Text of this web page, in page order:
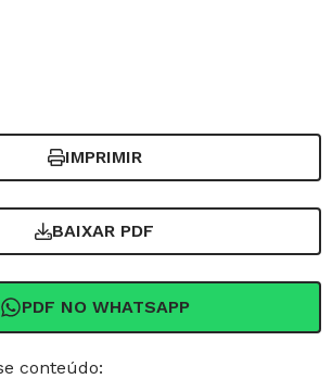
IMPRIMIR
BAIXAR PDF
PDF NO WHATSAPP
conteúdo: